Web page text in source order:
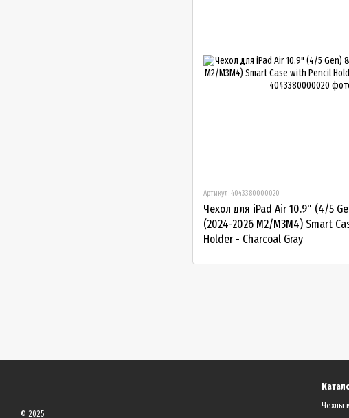
Артикул: 4043380000020
Чехол для iPad Air 10.9" (4/5
(2024-2026 М2/М3М4) Smart
Holder - Charcoal Gray
© 2025
Чехлы